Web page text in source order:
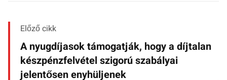
Előző cikk
A nyugdíjasok támogatják, hogy a díjtalan
készpénzfelvétel szigorú szabályai
jelentősen enyhüljenek